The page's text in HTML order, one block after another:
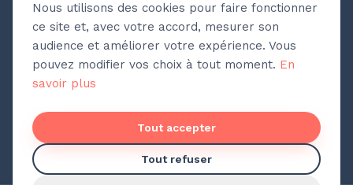
Newsletter Teasio
Recevez chaque mois nos meilleures pratiques
d'accompagnement.
Adresse e-mail
Pas de spam. Désinscription en un clic.
Nous utilisons des cookies pour faire fonctionner
ce site et, avec votre accord, mesurer son
audience et améliorer votre expérience. Vous
pouvez modifier vos choix à tout moment. En
savoir plus
Tout accepter
Tout refuser